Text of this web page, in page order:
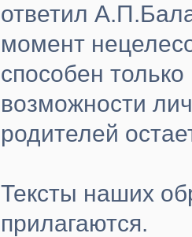
ответил
момент
способен
возможности
родителей
Тексты наших
прилагаются.